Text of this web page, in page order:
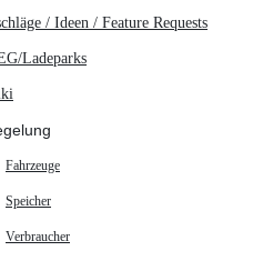
/ Ideen / Feature Requests
Ladeparks
Fahrzeuge
Speicher
Verbraucher